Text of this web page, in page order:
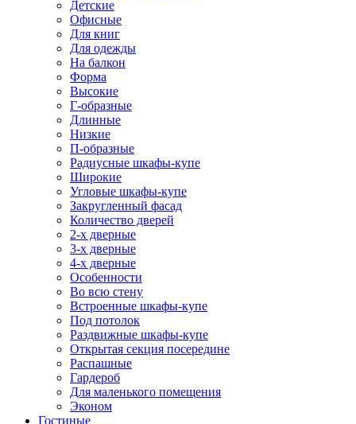
Детские
Офисные
Для книг
Для одежды
На балкон
Форма
Высокие
Г-образные
Длинные
Низкие
П-образные
Радиусные шкафы-купе
Широкие
Угловые шкафы-купе
Закругленный фасад
Количество дверей
2-х дверные
3-х дверные
4-х дверные
Особенности
Во всю стену
Встроенные шкафы-купе
Под потолок
Раздвижные шкафы-купе
Открытая секция посередине
Распашные
Гардероб
Для маленького помещения
Эконом
Гостиные